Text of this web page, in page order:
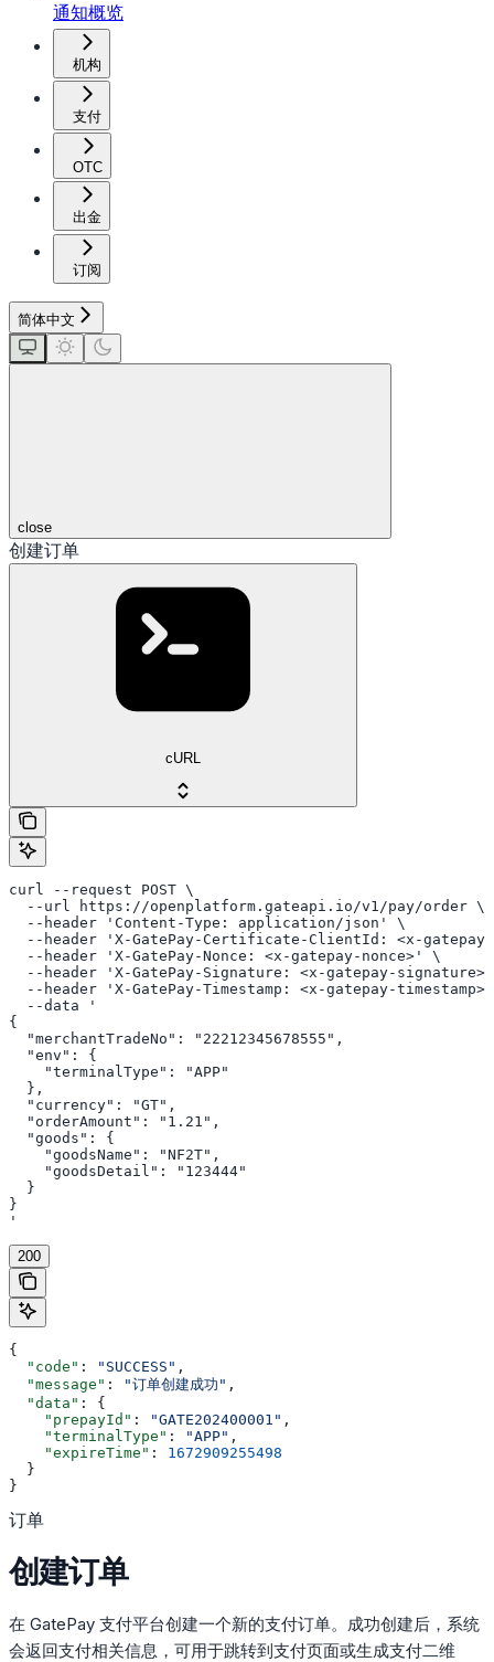
通知概览
机构
支付
OTC
出金
订阅
简体中文
close
创建订单
cURL
curl --request POST \
  --url https://openplatform.gateapi.io/v1/pay/order \
  --header 'Content-Type: application/json' \
--header 'X-GatePay-Certificate-ClientId: <x-
  --header 'X-GatePay-Nonce: <x-gatepay-nonce>' \
--header 'X-GatePay-Signature: <x-gatepay-
--header 'X-GatePay-Timestamp: <x-gatepay-
  --data '
{
  "merchantTradeNo": "22212345678555",
  "env": {
    "terminalType": "APP"
  },
  "currency": "GT",
  "orderAmount": "1.21",
  "goods": {
    "goodsName": "NF2T",
    "goodsDetail": "123444"
  }
}
'
200
{
  "code"
: "SUCCESS" ,
  "message"
: "订单创建成功" ,
  "data"
: {
    "prepayId"
: "GATE202400001" ,
    "terminalType"
: "APP" ,
    "expireTime"
: 1672909255498
  }
}
订单
创建订单
在 GatePay 支付平台创建一个新的支付订单。成功创建后，系统
会返回支付相关信息，可用于跳转到支付页面或生成支付二维